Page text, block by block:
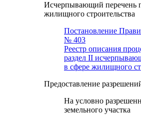
Исчерпывающий перечень
жилищного строительства
Постановление
№ 403
Реестр описания
раздел II
в сфере жилищного
Предоставление
На условно
земельного участка